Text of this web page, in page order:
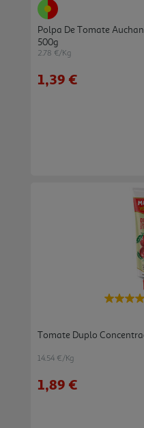
Polpa De Tomate
500g
2.78 €/Kg
1,39 €
Tomate Duplo
14.54 €/Kg
1,89 €